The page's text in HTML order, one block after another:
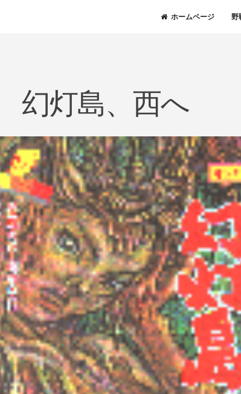
ホームページ 野
幻灯島、西へ